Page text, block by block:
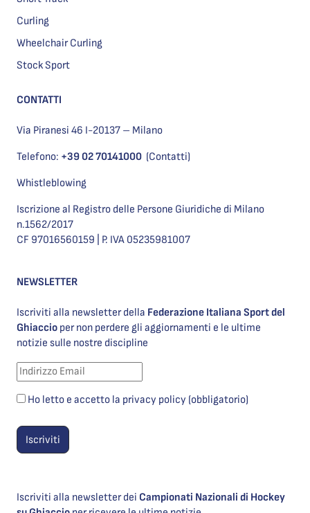
Curling
Wheelchair Curling
Stock Sport
CONTATTI
Via Piranesi 46 I-20137 – Milano
Telefono: +39 02 70141000 (Contatti)
Whistleblowing
Iscrizione al Registro delle Persone Giuridiche di Milano
n.1562/2017
CF 97016560159 | P. IVA 05235981007
NEWSLETTER
Iscriviti alla newsletter della Federazione Italiana Sport del
Ghiaccio per non perdere gli aggiornamenti e le ultime
notizie sulle nostre discipline
Ho letto e accetto la privacy policy (obbligatorio)
Iscriviti alla newsletter dei Campionati Nazionali di Hockey